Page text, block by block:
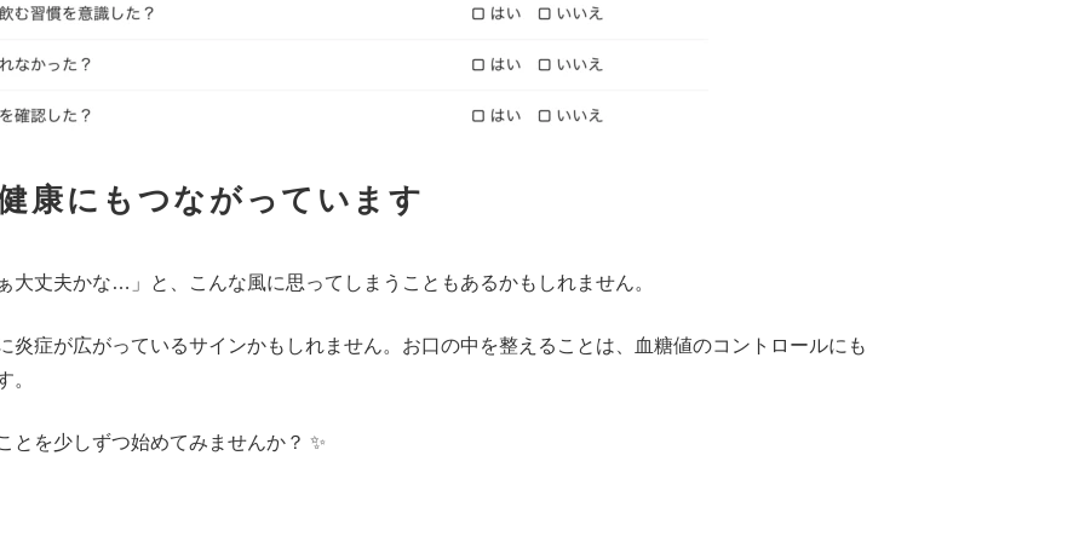
康にもつながっています
大丈夫かな…」と、こんな風に思ってしまうこともあるかもしれません。
炎症が広がっているサインかもしれません。お口の中を整えることは、血糖値のコントロールにも
。
とを少しずつ始めてみませんか？ ✨